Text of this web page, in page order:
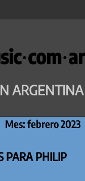
ARGENTINA
Mes:febrero 2023
PARA PHILIP